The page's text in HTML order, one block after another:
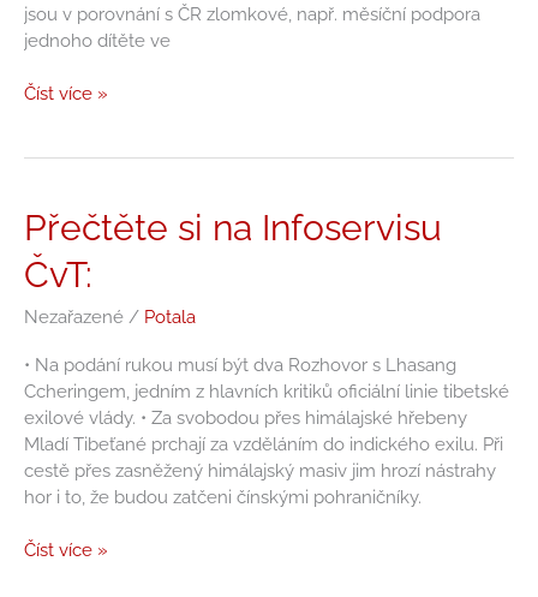
jsou v porovnání s ČR zlomkové, např. měsíční podpora
jednoho dítěte ve
Číst více »
Přečtěte si na Infoservisu
ČvT:
Nezařazené / Potala
• Na podání rukou musí být dva Rozhovor s Lhasang
Ccheringem, jedním z hlavních kritiků oficiální linie tibetské
exilové vlády. • Za svobodou přes himálajské hřebeny
Mladí Tibeťané prchají za vzděláním do indického exilu. Při
cestě přes zasněžený himálajský masiv jim hrozí nástrahy
hor i to, že budou zatčeni čínskými pohraničníky.
Přečtěte
si
na
ČvT:
Číst více »